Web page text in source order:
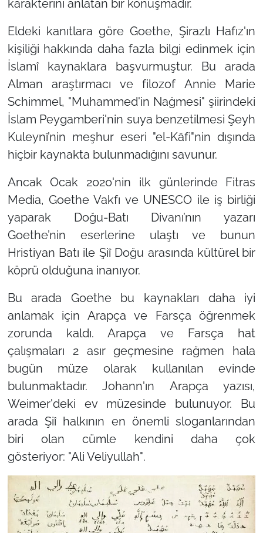
karakterini anlatan bir konuşmadır.
Eldeki kanıtlara göre Goethe, Şirazlı Hafız'ın
kişiliği hakkında daha fazla bilgi edinmek için
İslamî kaynaklara başvurmuştur. Bu arada
Alman araştırmacı ve filozof Annie Marie
Schimmel, "Muhammed'in Nağmesi" şiirindeki
İslam Peygamberi'nin suya benzetilmesi Şeyh
Kuleynî’nin meşhur eseri "el-Kâfi"nin dışında
hiçbir kaynakta bulunmadığını savunur.
Ancak Ocak 2020'nin ilk günlerinde Fitras
Media, Goethe Vakfı ve UNESCO ile iş birliği
yaparak Doğu-Batı Divanı’nın yazarı
Goethe’nin eserlerine ulaştı ve bunun
Hristiyan Batı ile Şiî Doğu arasında kültürel bir
köprü olduğuna inanıyor.
Bu arada Goethe bu kaynakları daha iyi
anlamak için Arapça ve Farsça öğrenmek
zorunda kaldı. Arapça ve Farsça hat
çalışmaları 2 asır geçmesine rağmen hala
bugün müze olarak kullanılan evinde
bulunmaktadır. Johann'ın Arapça yazısı,
Weimer'deki ev müzesinde bulunuyor. Bu
arada Şiî halkının en önemli sloganlarından
biri olan cümle kendini daha çok
gösteriyor: "Ali Veliyullah".